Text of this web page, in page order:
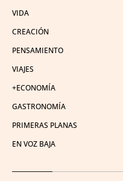
VIDA
CREACIÓN
PENSAMIENTO
VIAJES
+ECONOMÍA
GASTRONOMÍA
PRIMERAS PLANAS
EN VOZ BAJA